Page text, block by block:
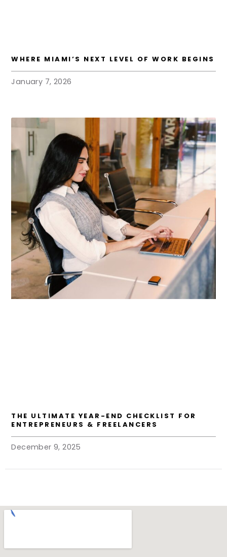
WHERE MIAMI’S NEXT LEVEL OF WORK BEGINS
January 7, 2026
THE ULTIMATE YEAR-END CHECKLIST FOR
ENTREPRENEURS & FREELANCERS
December 9, 2025